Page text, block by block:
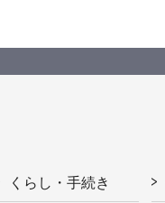
くらし・手続き